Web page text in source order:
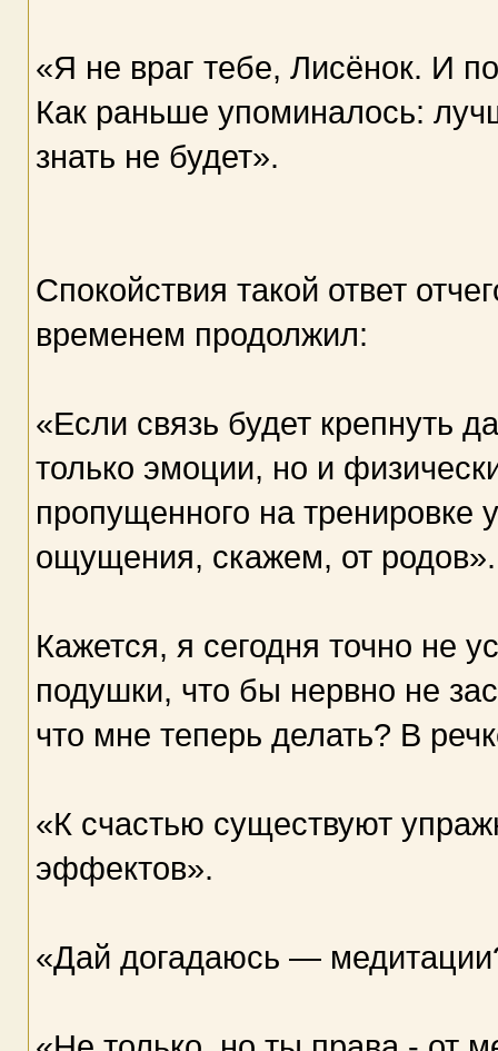
«Я не враг тебе, Лисёнок. И
Как раньше упоминалось:
знать не будет».
Спокойствия такой ответ
временем продолжил:
«Если связь будет крепнуть
только эмоции, но и
пропущенного на тренировке
ощущения, скажем, от родов».
Кажется, я сегодня точно не
подушки, что бы нервно не
что мне теперь делать? В
«К счастью существуют
эффектов».
«Дай догадаюсь —